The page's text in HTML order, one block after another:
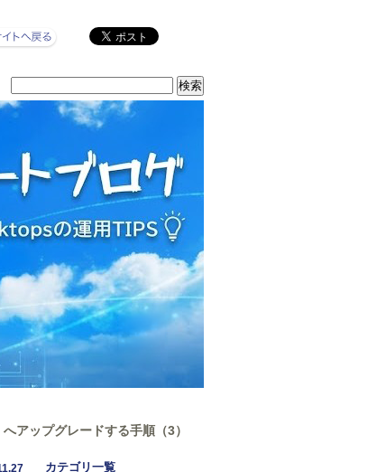
ップグレードする手順（3）
カテゴリ一覧